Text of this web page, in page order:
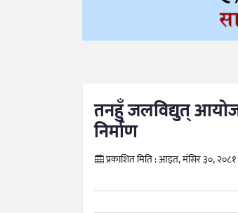
तनहुँ जलविद्युत्
निर्माण
प्रकाशित मिति :आइत, मंसिर ३०, २०८१